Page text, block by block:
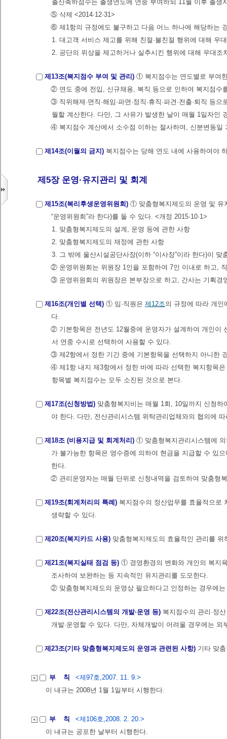
출산축하점수는 출생연도에 연중 부여하되 11월 이후 출생
⑤ 삭제 <2014·12·31>
⑥ 제1항의 규정에도 불구하고 다음 어느 하나에 해당하는
1. 대고객 서비스 제고를 위해 친절·불친절 행위에 대해 우
2. 공단의 위상을 제고하거나 실추시킨 행위에 대해 우대
제13조(복지점수 부여 및 관리) ① 복지점수는 연도별로 부여
② 연도 중에 전입, 신규채용, 복직 등으로 인하여 복지점수
③ 직위해제·면직·해임·파면·정직·휴직·파견·전출·퇴직
월할 계산한다. 다만, 그 사유가 발생한 날이 매월 1일자인
④ 복지점수 계산에서 소수점 이하는 절사하며, 신분변동
제14조(이월의 금지) 복지점수는 당해 연도 내에 사용하여야
제5장 운영·유지관리 및 회계
제15조(복리후생운영위원회) ① 맞춤형복지제도의 운영 및 유
“운영위원회”라 한다)를 둘 수 있다. <개정 2015·10·1>
1. 맞춤형복지제도의 설계, 운영 등에 관한 사항
2. 맞춤형복지제도의 재정에 관한 사항
3. 그 밖에 울산시설공단사장(이하 “이사장”이라 한다)이
② 운영위원회는 위원장 1인을 포함하여 7인 이내로 하고,
③ 운영위원회의 위원장은 본부장으로 하고, 간사는 기획경영
제16조(개인별 선택) ① 임·직원은 제12조의 규정에 따라 개인
다.
② 기본항목은 전년도 12월중에 운영자가 설계하여 개인이
서 연중 수시로 선택하여 사용할 수 있다.
③ 제2항에서 정한 기간 중에 기본항목을 선택하지 아니한
④ 제1항 내지 제3항에서 정한 바에 따라 선택한 복지항목
항목별 복지점수는 모두 소진된 것으로 본다.
제17조(신청방법) 맞춤형복지비는 매월 1회, 10일까지 신청
야 한다. 다만, 전산관리시스템 위탁관리업체와의 협의에
제18조 (비용지급 및 회계처리) ① 맞춤형복지관리시스템에
가 불가능한 항목은 영수증에 의하여 현금을 지급할 수 있
한다.
② 관리운영자는 매월 단위로 신청내역을 검토하여 맞춤형
제19조(회계처리의 특례) 복지점수의 정산업무를 효율적으로
생략할 수 있다.
제20조(복지카드 사용) 맞춤형복지제도의 효율적인 관리를
제21조(복지실태 점검 등) ① 경영환경의 변화와 개인의 복지
조사하여 보완하는 등 지속적인 유지관리를 도모한다.
② 맞춤형복지제도의 운영상 필요하다고 인정하는 경우에
제22조(전산관리시스템의 개발·운영 등) 복지점수의 관리·정
개발·운영할 수 있다. 다만, 자체개발이 어려울 경우에는
제23조(기타 맞춤형복지제도의 운영과 관련된 사항) 기타 맞
부 칙
<제97호,2007. 11. 9.>
이 내규는 2008년 1월 1일부터 시행한다.
부 칙
<제106호,2008. 2. 20.>
이 내규는 공포한 날부터 시행한다.